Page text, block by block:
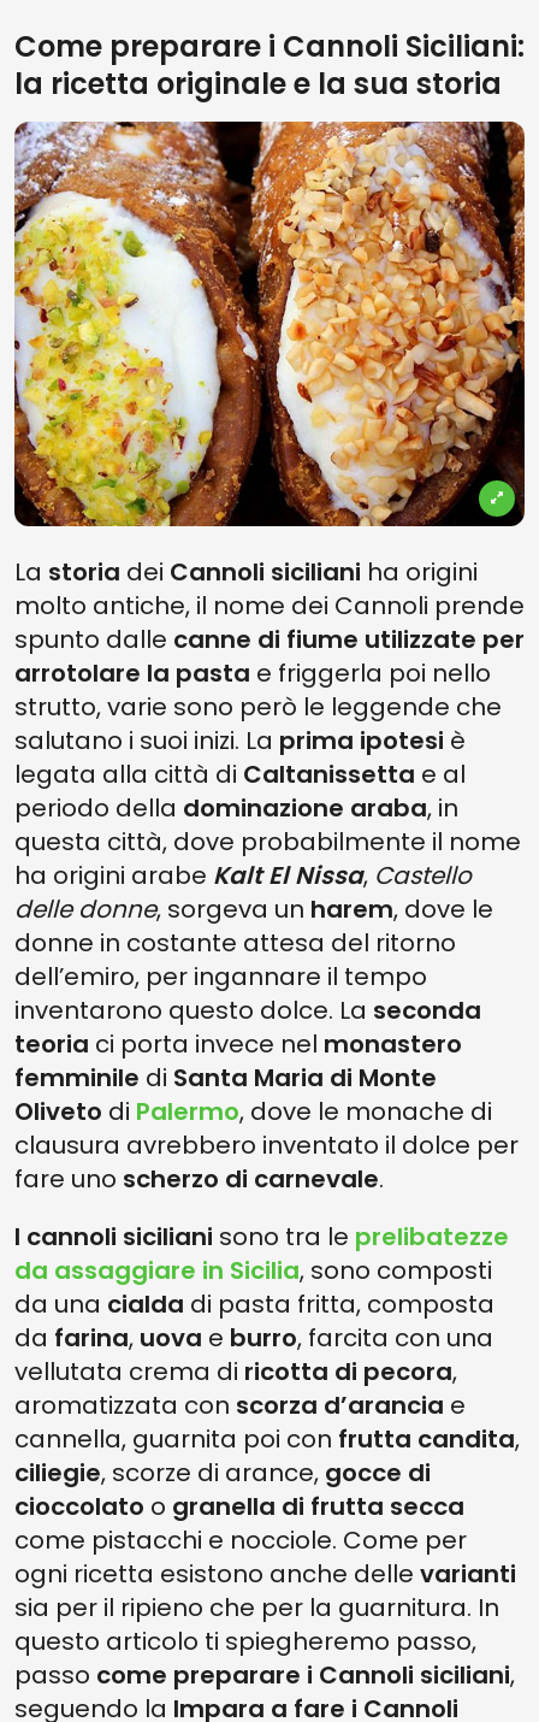
Come preparare i Cannoli Siciliani:
la ricetta originale e la sua storia
La storia dei Cannoli siciliani ha origini
molto antiche, il nome dei Cannoli prende
spunto dalle canne di fiume utilizzate per
arrotolare la pasta e friggerla poi nello
strutto, varie sono però le leggende che
salutano i suoi inizi. La prima ipotesi è
legata alla città di Caltanissetta e al
periodo della dominazione araba, in
questa città, dove probabilmente il nome
ha origini arabe Kalt El Nissa, Castello
delle donne, sorgeva un harem, dove le
donne in costante attesa del ritorno
dell’emiro, per ingannare il tempo
inventarono questo dolce. La seconda
teoria ci porta invece nel monastero
femminile di Santa Maria di Monte
Oliveto di Palermo, dove le monache di
clausura avrebbero inventato il dolce per
fare uno scherzo di carnevale.
I cannoli siciliani sono tra le prelibatezze
da assaggiare in Sicilia, sono composti
da una cialda di pasta fritta, composta
da farina, uova e burro, farcita con una
vellutata crema di ricotta di pecora,
aromatizzata con scorza d’arancia e
cannella, guarnita poi con frutta candita,
ciliegie, scorze di arance, gocce di
cioccolato o granella di frutta secca
come pistacchi e nocciole. Come per
ogni ricetta esistono anche delle varianti
sia per il ripieno che per la guarnitura. In
questo articolo ti spiegheremo passo,
passo come preparare i Cannoli siciliani,
seguendo la Impara a fare i Cannoli